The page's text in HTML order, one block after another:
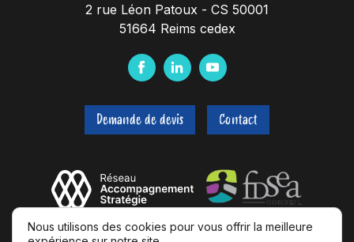
2 rue Léon Patoux - CS 50001
51664 Reims cedex
F
c
e
o
k
L
n
k
I
n
Y
u
t
b
e
Demande de devis Contact
Nous utilisons des cookies pour vous offrir la meilleure